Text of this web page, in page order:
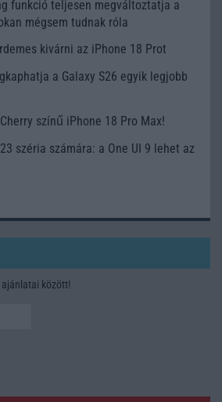
funkció teljesen megváltoztatja a
mégsem tudnak róla
kivárni az iPhone 18 Prot
a Galaxy S26 egyik legjobb
színű iPhone 18 Pro Max!
széria számára: a One UI 9 lehet az
között!